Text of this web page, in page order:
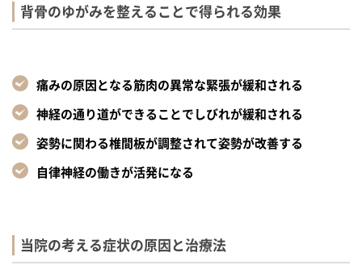
背骨のゆがみを整えることで得られる効果
痛みの原因となる筋肉の異常な緊張が緩和される
神経の通り道ができることでしびれが緩和される
姿勢に関わる椎間板が調整されて姿勢が改善する
自律神経の働きが活発になる
当院の考える症状の原因と治療法